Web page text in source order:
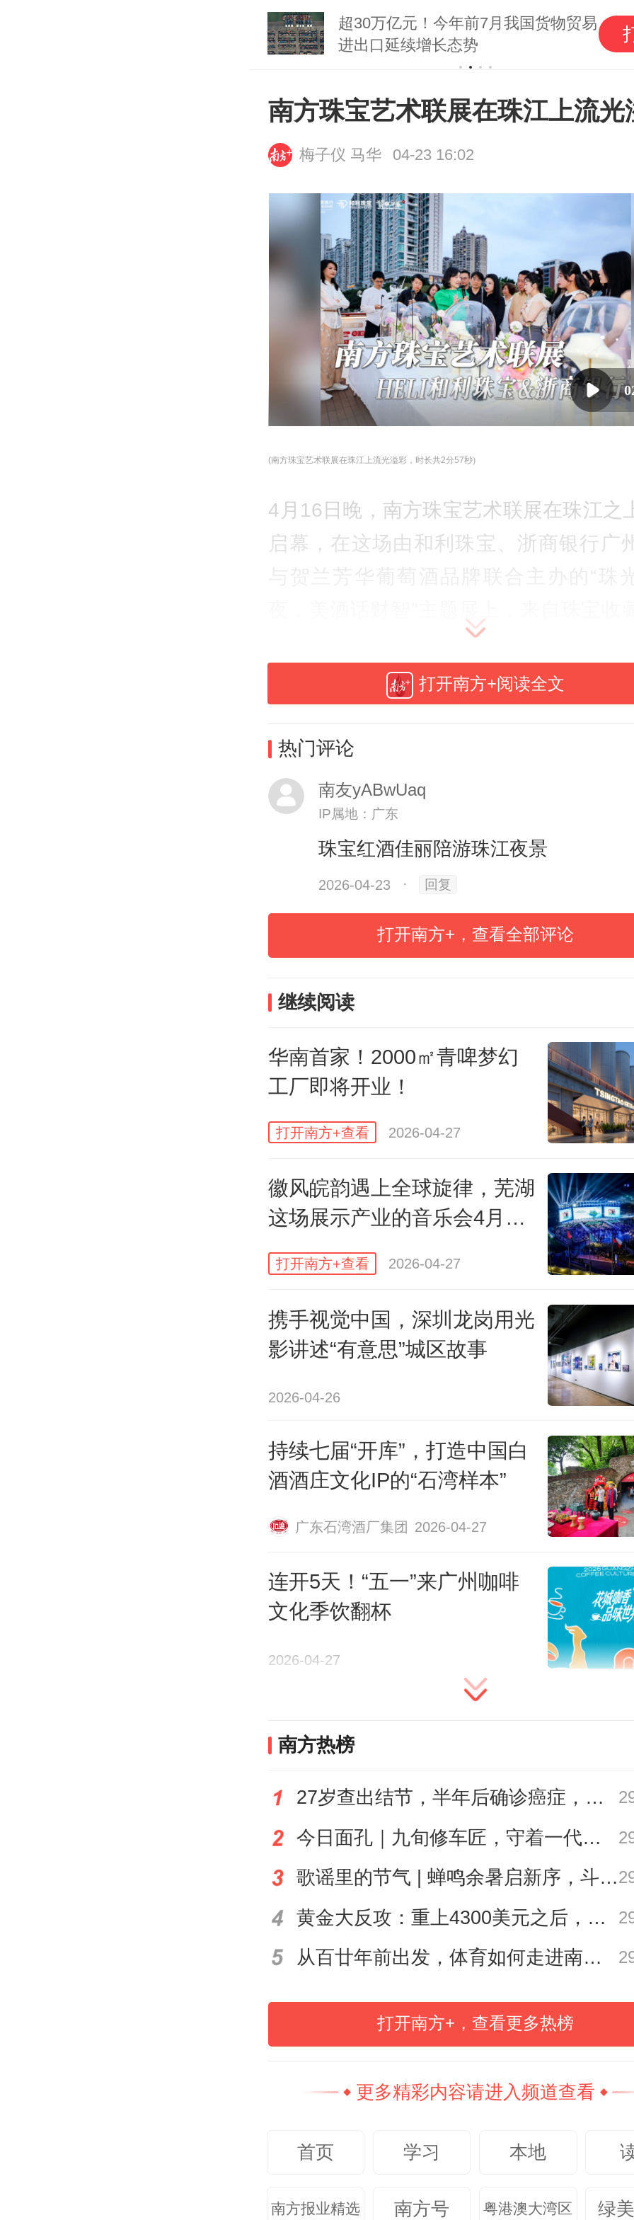
超30万亿元！今年前7月我国货物贸易
进出口延续增长态势
南方珠宝艺术联展在珠江上流光
梅子仪 马华 04-23 16:02
(南方珠宝艺术联展在珠江上流光溢彩，时长共2分57秒)
4月16日晚，南方珠宝艺术联展在珠江之
启幕，在这场由和利珠宝、浙商银行广
融投资、高端生活方式领域的嘉宾们
上，共赴一场关于时间、匠心与珍贵价
度对话。
空间局限，把展览放到了珠江夜游的游
让彩色珠宝与珠江两岸的迷人夜景交相
在珠宝与美酒之间，共同描绘了广州时
沙龙围绕“珠光”“财智”“美酒”三大篇章展
在现场分享了自己对此次沙龙主题的理
利表示：“珠宝、红酒、银行，三者看似
实则共享三重内核——经得起时间、看
心、守得住珍贵。”她进一步阐释：一颗
慢陈年，而专业的财富管理，本质也是
的复利兑现长期价值。高级珠宝讲究切
计与镶嵌，好红酒讲究风土、酿造与陈
不是一时流行，而是可以代代相传的
记；真正的财富管理不是追逐风口，而
周期的安稳。
在夜晚的游船上，和利珠宝多件收藏级
石作品亮相，从祖母绿、蓝宝石、红宝
年来火出圈的摩根石，嘉宾得以近距离
收藏逻辑。
打开南方+阅读全文
热门评论
南友yABwUaq
IP属地：广东
珠宝红酒佳丽陪游珠江夜景
2026-04-23 · 回复
打开南方+，查看全部评论
继续阅读
华南首家！2000㎡青啤梦幻
工厂即将开业！
打开南方+查看 2026-04-27
徽风皖韵遇上全球旋律，芜湖
这场展示产业的音乐会4月28
日开唱
打开南方+查看 2026-04-27
携手视觉中国，深圳龙岗用光
影讲述“有意思”城区故事
2026-04-26
持续七届“开库”，打造中国白
酒酒庄文化IP的“石湾样本”
广东石湾酒厂集团 2026-04-27
连开5天！“五一”来广州咖啡
文化季饮翻杯
2026-04-27
南方热榜
27岁查出结节，半年后确诊癌症，甲状腺癌真的“懒”吗？
今日面孔｜九旬修车匠，守着一代又一代车轮转
歌谣里的节气 | 蝉鸣余暑启新序，斗指西南迎立秋
黄金大反攻：重上4300美元之后，是反弹还是反转？
从百廿年前出发，体育如何走进南粤普通人的生活？
打开南方+，查看更多热榜
更多精彩内容请进入频道查看
首页 学习 本地
南方报业精选 南方号 粤港澳大湾区 绿